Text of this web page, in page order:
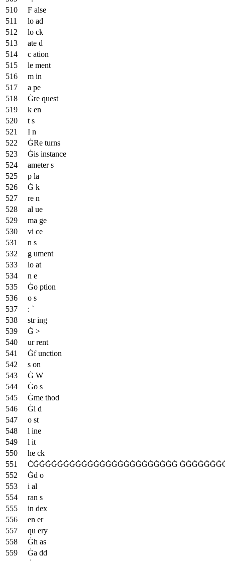
F alse
lo ad
lo ck
ate d
c ation
le ment
m in
a pe
Ġre quest
k en
t s
I n
ĠRe turns
Ġis instance
ameter s
p la
Ġ k
re n
al ue
ma ge
vi ce
n s
g ument
lo at
n e
Ġo ption
o s
: `
str ing
Ġ >
ur rent
Ġf unction
s on
Ġ W
Ġo s
Ġme thod
Ġi d
o st
l ine
l it
he ck
ĊĠĠĠĠĠĠĠĠĠĠĠĠĠĠĠĠĠĠĠĠĠĠĠĠ
Ġd o
i al
ran s
in dex
en er
qu ery
Ġh as
Ġa dd